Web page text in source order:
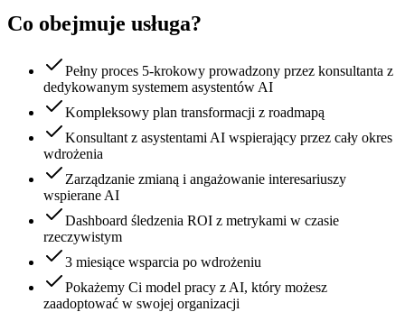
Co obejmuje usługa?
Pełny proces 5-krokowy prowadzony przez konsultanta z
dedykowanym systemem asystentów AI
Kompleksowy plan transformacji z roadmapą
Konsultant z asystentami AI wspierający przez cały okres
wdrożenia
Zarządzanie zmianą i angażowanie interesariuszy
wspierane AI
Dashboard śledzenia ROI z metrykami w czasie
rzeczywistym
3 miesiące wsparcia po wdrożeniu
Pokażemy Ci model pracy z AI, który możesz
zaadoptować w swojej organizacji